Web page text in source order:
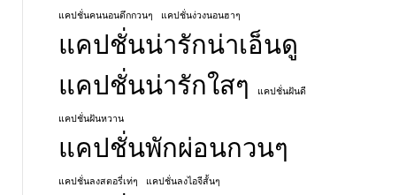
แคปชั่นคนนอนดึกกวนๆ
แคปชั่นง่วงนอนฮาๆ
แคปชั่นน่ารักน่าเอ็นดู
แคปชั่นน่ารักใสๆ
แคปชั่นฝันดี
แคปชั่นฝันหวาน
แคปชั่นพักผ่อนกวนๆ
แคปชั่นลงสตอรี่เท่ๆ แคปชั่นลงไอจีสั้นๆ